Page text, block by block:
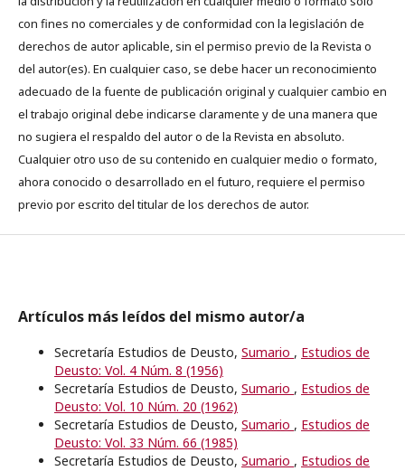
con fines no comerciales y de conformidad con la legislación de
derechos de autor aplicable, sin el permiso previo de la Revista o
del autor(es). En cualquier caso, se debe hacer un reconocimiento
adecuado de la fuente de publicación original y cualquier cambio en
el trabajo original debe indicarse claramente y de una manera que
no sugiera el respaldo del autor o de la Revista en absoluto.
Cualquier otro uso de su contenido en cualquier medio o formato,
ahora conocido o desarrollado en el futuro, requiere el permiso
previo por escrito del titular de los derechos de autor.
Artículos más leídos del mismo autor/a
Secretaría Estudios de Deusto, Sumario , Estudios de
Deusto: Vol. 4 Núm. 8 (1956)
Secretaría Estudios de Deusto, Sumario , Estudios de
Deusto: Vol. 10 Núm. 20 (1962)
Secretaría Estudios de Deusto, Sumario , Estudios de
Deusto: Vol. 33 Núm. 66 (1985)
Secretaría Estudios de Deusto, Sumario , Estudios de